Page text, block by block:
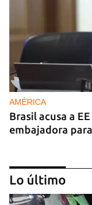
AMÉRICA
Brasil acusa a
embajadora
Lo último